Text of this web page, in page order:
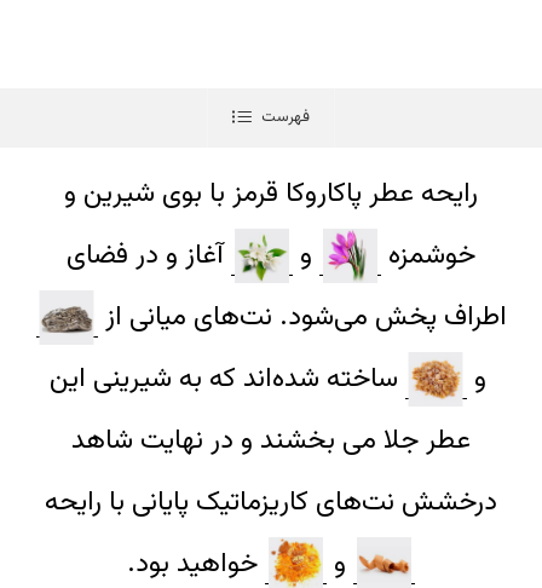
فهرست
رایحه عطر پاکاروکا قرمز با بوی شیرین و
خوشمزه
و
آغاز و در فضای
اطراف پخش می‌شود. نت‌های میانی از
و
ساخته ‌شده‌اند که به شیرینی این
عطر جلا می بخشند و در نهایت شاهد
درخشش نت‌های کاریزماتیک پایانی با رایحه
و
خواهید بود.